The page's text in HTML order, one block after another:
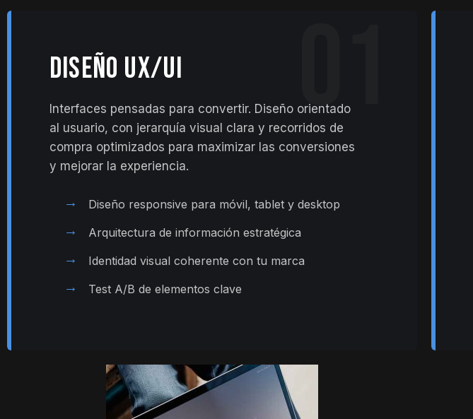
01
DISEÑO UX/UI
Interfaces pensadas para convertir. Diseño orientado
al usuario, con jerarquía visual clara y recorridos de
compra optimizados para maximizar las conversiones
y mejorar la experiencia.
→ Diseño responsive para móvil, tablet y desktop
→ Arquitectura de información estratégica
→ Identidad visual coherente con tu marca
→ Test A/B de elementos clave